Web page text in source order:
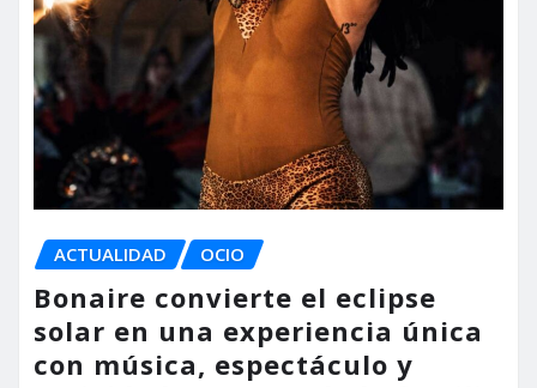
ACTUALIDAD OCIO
Bonaire convierte el eclipse
solar en una experiencia única
con música, espectáculo y